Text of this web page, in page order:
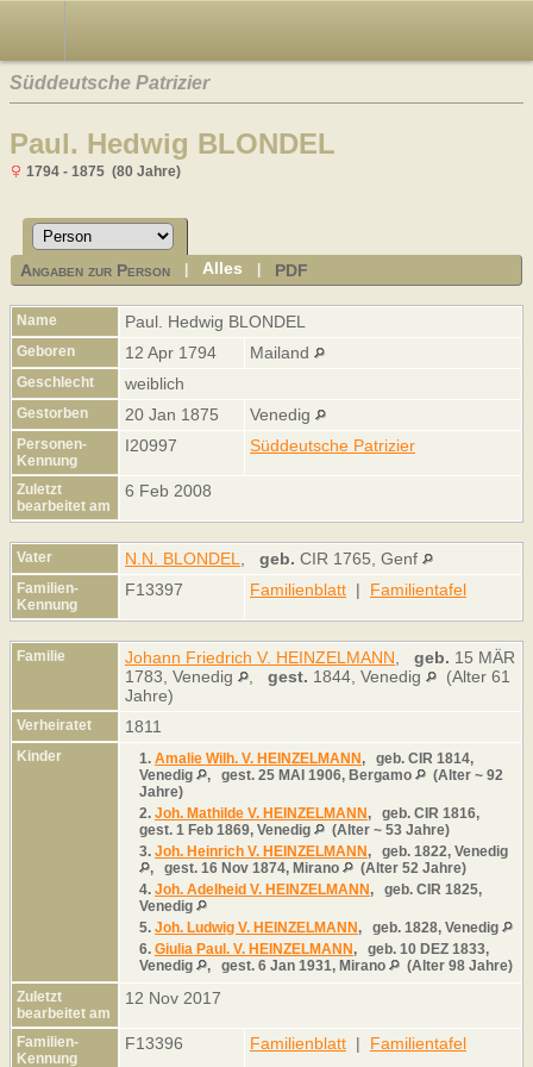
Süddeutsche Patrizier
Paul. Hedwig BLONDEL
1794 - 1875 (80 Jahre)
Angaben zur Person |Alles PDF
Name Paul. Hedwig BLONDEL
Geboren 12 Apr 1794 Mailand
Geschlecht weiblich
Gestorben 20 Jan 1875 Venedig
Personen-
Kennung
I20997 Süddeutsche Patrizier
Zuletzt
bearbeitet am
6 Feb 2008
Vater N.N. BLONDEL geb. CIR 1765, Genf
Familien-
Kennung
F13397 Familienblatt | Familientafel
Familie Johann Friedrich V. HEINZELMANN geb. 15 MÄR
1783, Venedig
gest. 1844, Venedig
(Alter 61
Jahre)
Verheiratet 1811
Kinder 1. Amalie Wilh. V. HEINZELMANN, geb. CIR 1814,
Venedig
, gest. 25 MAI 1906, Bergamo
(Alter ~ 92
Jahre)
2. Joh. Mathilde V. HEINZELMANN, geb. CIR 1816,
gest. 1 Feb 1869, Venedig
(Alter ~ 53 Jahre)
3. Joh. Heinrich V. HEINZELMANN, geb. 1822, Venedig
, gest. 16 Nov 1874, Mirano
(Alter 52 Jahre)
4. Joh. Adelheid V. HEINZELMANN, geb. CIR 1825,
Venedig
5. Joh. Ludwig V. HEINZELMANN, geb. 1828, Venedig
6. Giulia Paul. V. HEINZELMANN, geb. 10 DEZ 1833,
Venedig
, gest. 6 Jan 1931, Mirano
(Alter 98 Jahre)
Zuletzt
bearbeitet am
12 Nov 2017
Familien-
Kennung
F13396 Familienblatt | Familientafel